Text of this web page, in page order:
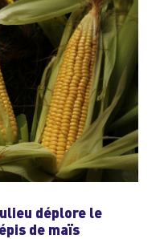
déplore le
de maïs